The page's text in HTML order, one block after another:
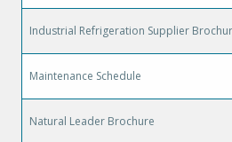
Industrial Refrigeration Supplier
Maintenance Schedule
Natural Leader Brochure